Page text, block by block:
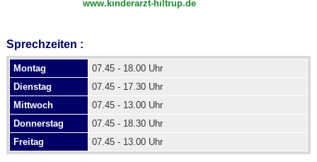
www.kinderarzt-hiltrup.de
Sprechzeiten :
Montag
07.45 - 18.00 Uhr
Dienstag
07.45 - 17.30 Uhr
Mittwoch
07.45 - 13.00 Uhr
Donnerstag
07.45 - 18.30 Uhr
Freitag
07.45 - 13.00 Uhr